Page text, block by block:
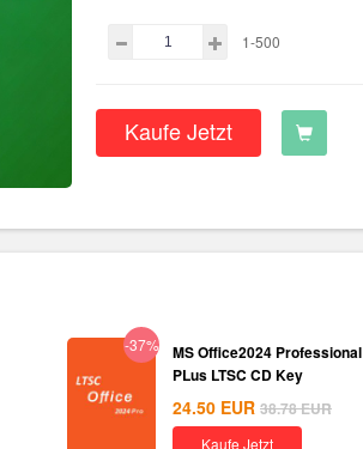
1-500
Kaufe Jetzt
-37%
MS Office2024 Professional
PLus LTSC CD Key
24.50 EUR 38.78EUR
Kaufe Jetzt